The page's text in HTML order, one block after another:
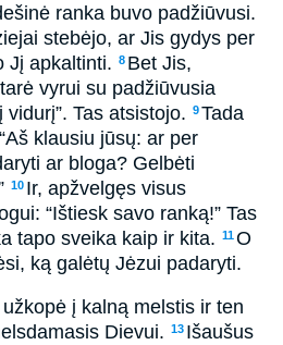
ranka buvo padžiūvusi.
stebėjo, ar Jis gydys per
Jį apkaltinti. 8 Bet Jis,
vyrui su padžiūvusia
Tas atsistojo. 9Tada
klausiu jūsų: ar per
ar bloga? Gelbėti
10 Ir, apžvelgęs visus
“Ištiesk savo ranką!” Tas
tapo sveika kaip ir kita. 11O
ką galėtų Jėzui padaryti.
į kalną melstis ir ten
Dievui. 13 Išaušus